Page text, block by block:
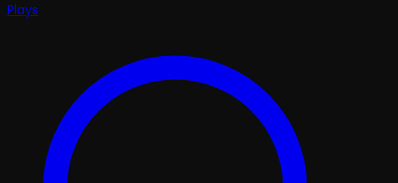
Plays